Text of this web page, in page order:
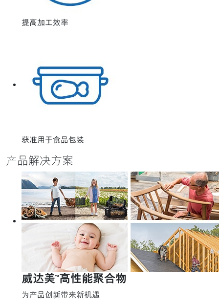
提高加工效率
获准用于食品包装
产品解决方案
威达美™高性能聚合物
为产品创新带来新机遇